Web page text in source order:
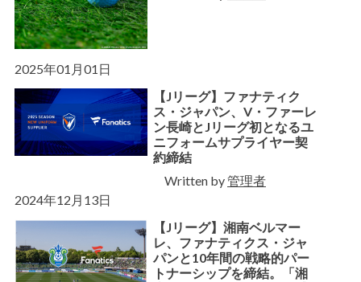
2025年01月01日
【Jリーグ】ファナティク
ス・ジャパン、V・ファーレ
ン長崎とJリーグ初となるユ
ニフォームサプライヤー契
約締結
Written by管理者
2024年12月13日
【Jリーグ】湘南ベルマー
レ、ファナティクス・ジャ
パンと10年間の戦略的パー
トナーシップを締結。「湘